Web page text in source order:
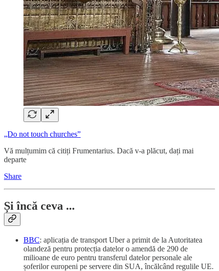
„Do not touch churches”
Vă mulțumim că citiți Frumentarius. Dacă v-a plăcut, dați mai
departe
Share
Și încă ceva ...
BBC: aplicația de transport Uber a primit de la Autoritatea
olandeză pentru protecția datelor o amendă de 290 de
milioane de euro pentru transferul datelor personale ale
șoferilor europeni pe servere din SUA, încălcând regulile UE.